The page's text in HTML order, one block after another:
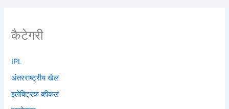
कैटेगरी
IPL
अंतरराष्ट्रीय खेल
इलेक्ट्रिक व्हीकल